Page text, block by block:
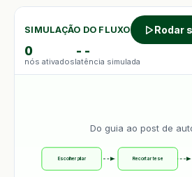
SIMULAÇÃO DO FLUXO Rodar
0
nós ativados
--
latência simulada
Do guia ao post de
Escolher pilar Recortar tese